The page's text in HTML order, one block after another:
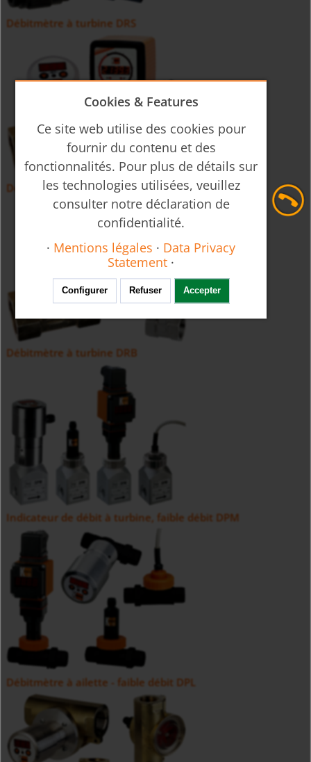
Débitmètre à turbine DRS
Débitmètre à turbine DPE
Débitmètre à turbine DRB
Indicateur de débit à turbine, faible débit DPM
Débitmètre à ailette - faible débit DPL
Cookies & Features
Ce site web utilise des cookies pour
fournir du contenu et des
fonctionnalités. Pour plus de détails sur
les technologies utilisées, veuillez
consulter notre déclaration de
confidentialité.
· Mentions légales · Data Privacy
Statement ·
Configurer Refuser Accepter